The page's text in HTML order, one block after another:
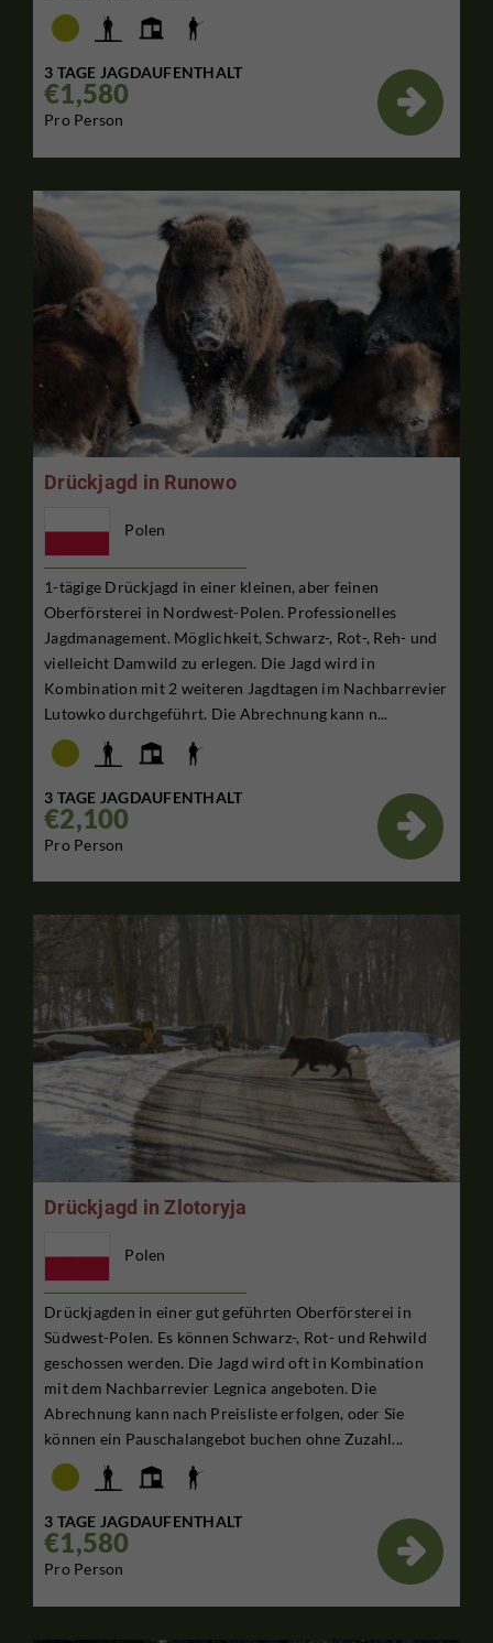
3 TAGE JAGDAUFENTHALT
€1,580
Pro Person

Drückjagd in Runowo
Polen
1-tägige Drückjagd in einer kleinen, aber feinen
Oberförsterei in Nordwest-Polen. Professionelles
Jagdmanagement. Möglichkeit, Schwarz-, Rot-, Reh- und
vielleicht Damwild zu erlegen. Die Jagd wird in
Kombination mit 2 weiteren Jagdtagen im Nachbarrevier
Lutowko durchgeführt. Die Abrechnung kann n...
3 TAGE JAGDAUFENTHALT
€2,100
Pro Person

Drückjagd in Zlotoryja
Polen
Drückjagden in einer gut geführten Oberförsterei in
Südwest-Polen. Es können Schwarz-, Rot- und Rehwild
geschossen werden. Die Jagd wird oft in Kombination
mit dem Nachbarrevier Legnica angeboten. Die
Abrechnung kann nach Preisliste erfolgen, oder Sie
können ein Pauschalangebot buchen ohne Zuzahl...
3 TAGE JAGDAUFENTHALT
€1,580
Pro Person
